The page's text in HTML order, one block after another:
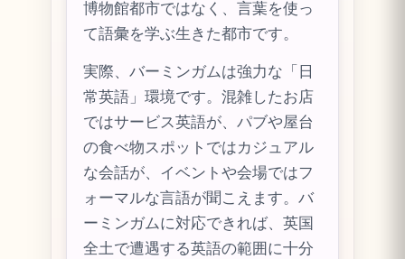
博物館都市ではなく、言葉を使っ
て語彙を学ぶ生きた都市です。
実際、バーミンガムは強力な「日
常英語」環境です。混雑したお店
ではサービス英語が、パブや屋台
の食べ物スポットではカジュアル
な会話が、イベントや会場ではフ
ォーマルな言語が聞こえます。バ
ーミンガムに対応できれば、英国
全土で遭遇する英語の範囲に十分